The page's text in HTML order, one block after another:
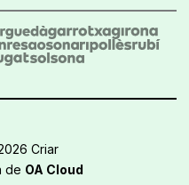
Criar
de OA Cloud